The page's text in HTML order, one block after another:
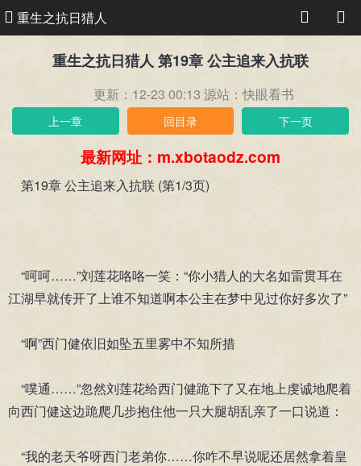
重生之抗日猎人
重生之抗日猎人 第19章 公主追来入抗联
更新：12-23 00:13 源站：快眼看书
上一章 回目录 下一页
最新网址：m.xbotaodz.com
第19章 公主追来入抗联 (第1/3页)
“呵呵……”刘莲花咯咯一笑：“你小猎人的大名如雷贯耳在
江湖早就传开了上谁不知道啊本公主在梦中见过你好多次了”
“啊”西门健依旧如坠五里雾中不知所措
“噗通……”忽然刘莲花给西门健跪下了又在地上虔诚地爬着
向西门健这边跪爬几步抱住他一只大腿胡乱亲了一口说道：
“我的老天爷呀西门老弟你……你咋不早说呢还居然拿着皇